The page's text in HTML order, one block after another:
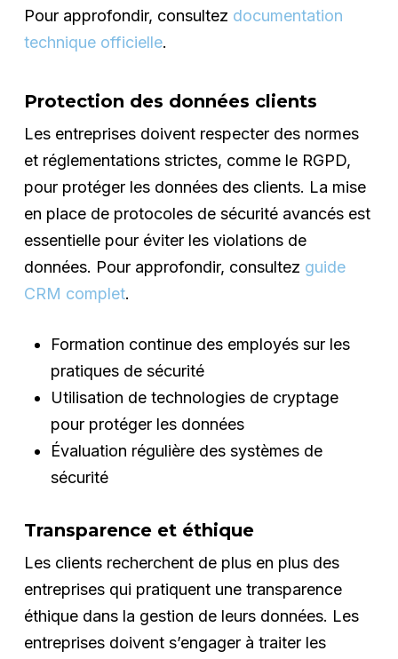
Pour approfondir, consultez documentation
technique officielle.
Protection des données clients
Les entreprises doivent respecter des normes
et réglementations strictes, comme le RGPD,
pour protéger les données des clients. La mise
en place de protocoles de sécurité avancés est
essentielle pour éviter les violations de
données. Pour approfondir, consultez guide
CRM complet.
Formation continue des employés sur les
pratiques de sécurité
Utilisation de technologies de cryptage
pour protéger les données
Évaluation régulière des systèmes de
sécurité
Transparence et éthique
Les clients recherchent de plus en plus des
entreprises qui pratiquent une transparence
éthique dans la gestion de leurs données. Les
entreprises doivent s’engager à traiter les